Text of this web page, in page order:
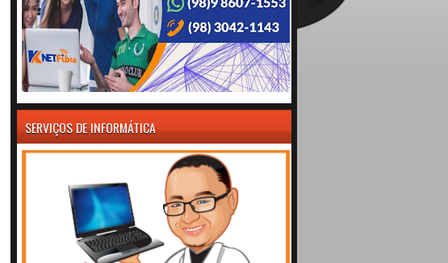
SERVIÇOS DE INFORMÁTICA